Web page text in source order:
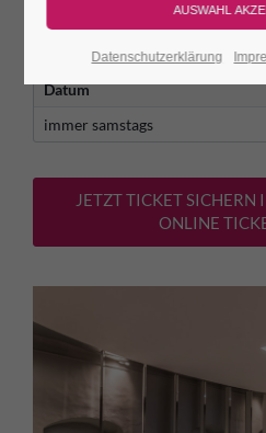
Datenschutzerklärung
An diesen Tagen gilt der reguläre
Datum
immer samstags
JETZT TICKET SICHERN
ONLINE